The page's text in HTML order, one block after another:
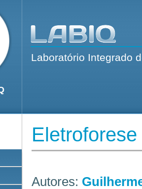
Laboratório Integrado
Autores: